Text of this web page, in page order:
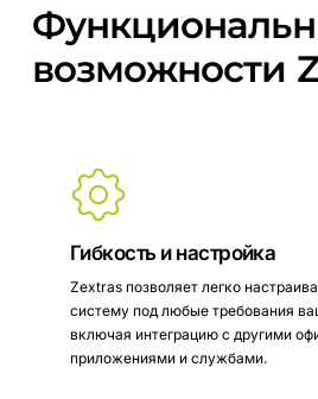
возможности
Гибкость и настройка
Zextras позволяет легко
систему под любые требования
включая интеграцию с другими
приложениями и службами.